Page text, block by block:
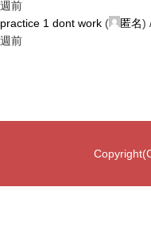
週前
practice 1 dont work ( 匿名)
週前